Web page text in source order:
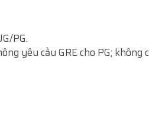
PG.
yêu cầu GRE cho PG; không